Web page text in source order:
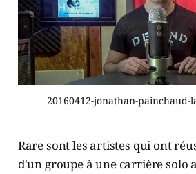
20160412-jonathan-painchaud-
Rare sont les artistes qui ont
d'un groupe à une carrière solo